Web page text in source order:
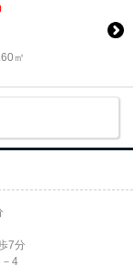
㎡
7分
4